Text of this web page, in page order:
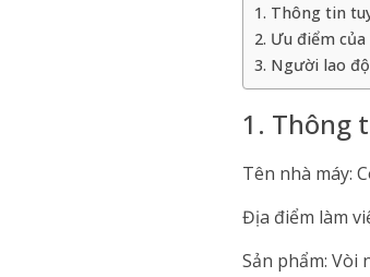
1. Thông tin
2. Ưu điểm
3. Người lao
1. Thông
Tên nhà máy:
Địa điểm làm
Sản phẩm: Vòi